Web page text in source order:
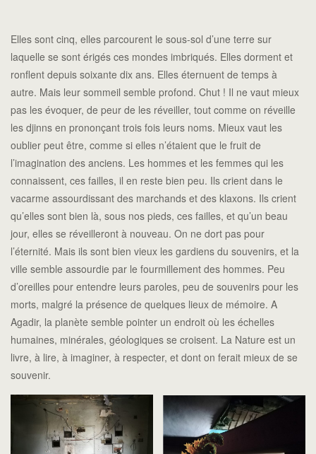
Elles sont cinq, elles parcourent le sous-sol d’une terre sur
laquelle se sont érigés ces mondes imbriqués. Elles dorment et
ronflent depuis soixante dix ans. Elles éternuent de temps à
autre. Mais leur sommeil semble profond. Chut ! Il ne vaut mieux
pas les évoquer, de peur de les réveiller, tout comme on réveille
les djinns en prononçant trois fois leurs noms. Mieux vaut les
oublier peut être, comme si elles n’étaient que le fruit de
l’imagination des anciens. Les hommes et les femmes qui les
connaissent, ces failles, il en reste bien peu. Ils crient dans le
vacarme assourdissant des marchands et des klaxons. Ils crient
qu’elles sont bien là, sous nos pieds, ces failles, et qu’un beau
jour, elles se réveilleront à nouveau. On ne dort pas pour
l’éternité. Mais ils sont bien vieux les gardiens du souvenirs, et la
ville semble assourdie par le fourmillement des hommes. Peu
d’oreilles pour entendre leurs paroles, peu de souvenirs pour les
morts, malgré la présence de quelques lieux de mémoire. A
Agadir, la planète semble pointer un endroit où les échelles
humaines, minérales, géologiques se croisent. La Nature est un
livre, à lire, à imaginer, à respecter, et dont on ferait mieux de se
souvenir.